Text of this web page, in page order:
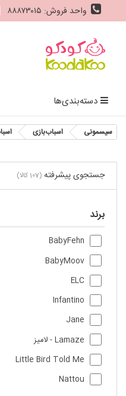
واحد فروش: ۸۸۸۷۳۰۱۵
دسته‌بندی‌ها
سیسمونی اسباب‌بازی
جستجوی پیشرفته (107 کالا)
برند
BabyFehn
BabyMoov
ELC
Infantino
Jane
Lamaze - لامیز
Little Bird Told Me
Nattou